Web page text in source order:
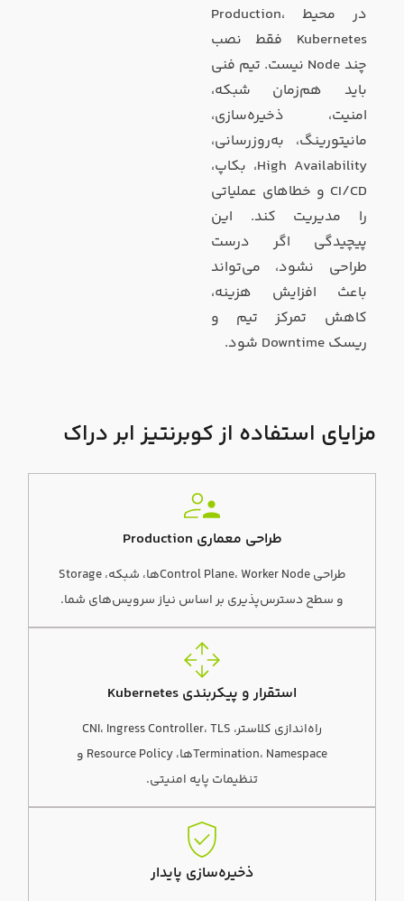
در محیط Production،
Kubernetes فقط نصب
چند Node نیست. تیم فنی
باید هم‌زمان شبکه،
امنیت، ذخیره‌سازی،
مانیتورینگ، به‌روزرسانی،
High Availability، بکاپ،
CI/CD و خطاهای عملیاتی
را مدیریت کند. این
پیچیدگی اگر درست
طراحی نشود، می‌تواند
باعث افزایش هزینه،
کاهش تمرکز تیم و
ریسک Downtime شود.
مزایای استفاده از کوبرنتیز ابر دراک
طراحی معماری Production
طراحی Control Plane، Worker Nodeها، شبکه، Storage
و سطح دسترس‌پذیری بر اساس نیاز سرویس‌های شما.
استقرار و پیکربندی Kubernetes
راه‌اندازی کلاستر، CNI، Ingress Controller، TLS
Termination، Namespaceها، Resource Policy و
تنظیمات پایه امنیتی.
ذخیره‌سازی پایدار